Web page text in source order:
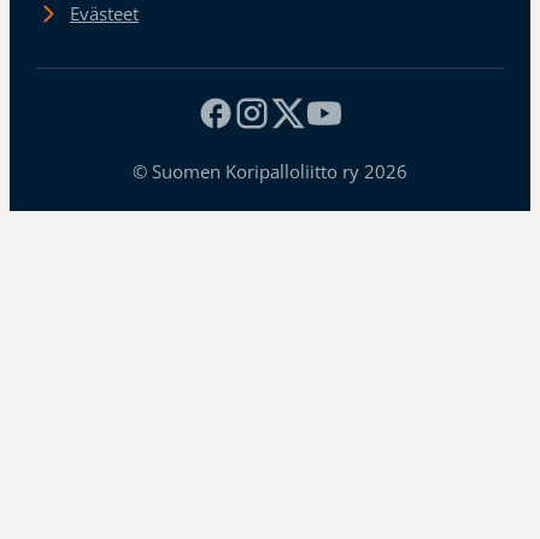
Evästeet
© Suomen Koripalloliitto ry 2026